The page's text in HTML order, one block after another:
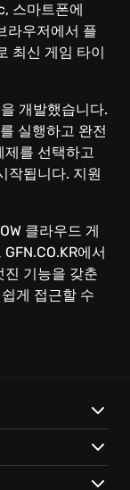
스마트폰에
라우저에서 플
최신 게임 타이
개발했습니다.
실행하고 완전
제를 선택하고
작됩니다. 지원
클라우드 게
에서
진 기능을 갖춘
게 접근할 수